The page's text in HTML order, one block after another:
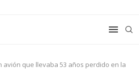
avión que llevaba 53 años perdido en la